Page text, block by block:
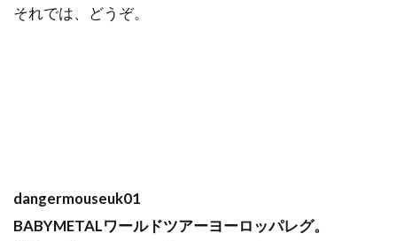
それでは、どうぞ。
dangermouseuk01
BABYMETALワールドツアーヨーロッパレグ。